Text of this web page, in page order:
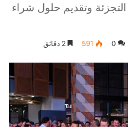
وتقديم حلول شراء
0
591